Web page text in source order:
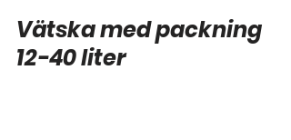
Vätska med packning
12-40 liter